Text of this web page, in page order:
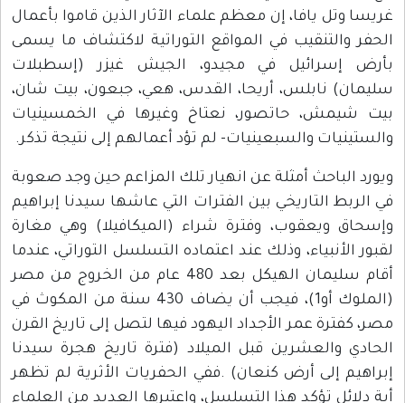
غريسا وتل يافا، إن معظم علماء الآثار الذين قاموا بأعمال
الحفر والتنقيب في المواقع التوراتية لاكتشاف ما يسمى
بأرض إسرائيل في مجيدو، الجيش غيزر (إسطبلات
سليمان) نابلس، أريحا، القدس، هعي، جبعون، بيت شان،
بيت شيمش، حاتصور، نعتاخ وغيرها في الخمسينيات
والستينيات والسبعينيات- لم تؤد أعمالهم إلى نتيجة تذكر.
ويورد الباحث أمثلة عن انهيار تلك المزاعم حين وجد صعوبة
في الربط التاريخي بين الفترات التي عاشها سيدنا إبراهيم
وإسحاق ويعقوب، وفترة شراء (الميكافيلا) وهي مغارة
لقبور الأنبياء، وذلك عند اعتماده التسلسل التوراتي، عندما
أقام سليمان الهيكل بعد 480 عام من الخروج من مصر
(الملوك أو1)، فيجب أن يضاف 430 سنة من المكوث في
مصر، كفترة عمر الأجداد اليهود فيها لتصل إلى تاريخ القرن
الحادي والعشرين قبل الميلاد (فترة تاريخ هجرة سيدنا
إبراهيم إلى أرض كنعان) .ففي الحفريات الأثرية لم تظهر
أية دلائل تؤكد هذا التسلسل، واعتبرها العديد من العلماء